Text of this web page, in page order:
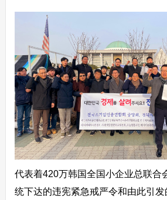
代表着420万韩国全国小企业总联合
统下达的违宪紧急戒严令和由此引